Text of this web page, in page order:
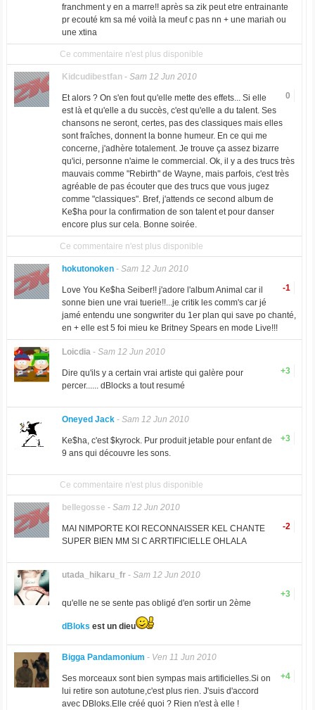
franchment y en a marre!! après sa zik peut etre entrainante
pr ecouté km sa mé voilà la meuf c pas nn + une mariah ou
une xtina
Ce commentaire n'est plus disponible
Kidcudibestfan- Sam 12 Jun 2010
0
Et alors ? On s'en fout qu'elle mette des effets... Si elle
est là et qu'elle a du succès, c'est qu'elle a du talent. Ses
chansons ne seront, certes, pas des classiques mais elles
sont fraîches, donnent la bonne humeur. En ce qui me
concerne, j'adhère totalement. Je trouve ça assez bizarre
qu'ici, personne n'aime le commercial. Ok, il y a des trucs très
mauvais comme "Rebirth" de Wayne, mais parfois, c'est très
agréable de pas écouter que des trucs que vous jugez
comme "classiques". Bref, j'attends ce second album de
Ke$ha pour la confirmation de son talent et pour danser
encore plus sur cela. Bonne soirée.
Ce commentaire n'est plus disponible
hokutonoken- Sam 12 Jun 2010
-1
Love You Ke$ha Seiber!! j'adore l'album Animal car il
sonne bien une vrai tuerie!!...je critik les comm's car jé
jamé entendu une songwriter du 1er plan qui save po chanté,
en + elle est 5 foi mieu ke Britney Spears en mode Live!!!
Loicdia - Sam 12 Jun 2010
+3
Dire qu'ils y a certain vrai artiste qui galère pour
percer...... dBlocks a tout resumé
Oneyed Jack- Sam 12 Jun 2010
+3
Ke$ha, c'est $kyrock. Pur produit jetable pour enfant de
9 ans qui découvre les sons.
Ce commentaire n'est plus disponible
bellegosse - Sam 12 Jun 2010
-2
MAI NIMPORTE KOI RECONNAISSER KEL CHANTE
SUPER BIEN MM SI C ARRTIFICIELLE OHLALA
utada_hikaru_fr- Sam 12 Jun 2010
+3
qu'elle ne se sente pas obligé d'en sortir un 2ème
dBloks est un dieu
Bigga Pandamonium - Ven 11 Jun 2010
+4
Ses morceaux sont bien sympas mais artificielles.Si on
lui retire son autotune,c'est plus rien. J'suis d'accord
avec DBloks.Elle créé quoi ? Rien n'est à elle !